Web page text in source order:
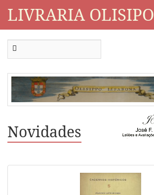
LIVRARIA OLISIPO
Novidades